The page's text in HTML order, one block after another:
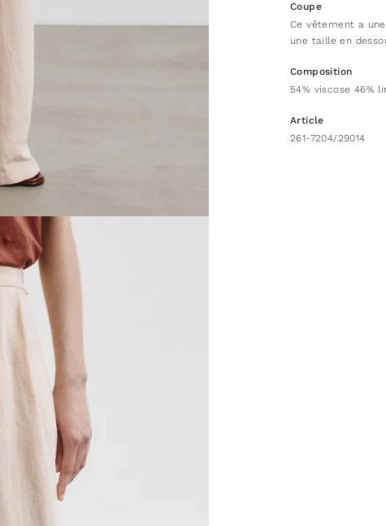
Coupe
Ce vêtement a
une taille en
Composition
54% viscose 46%
Article
261-7204/29014